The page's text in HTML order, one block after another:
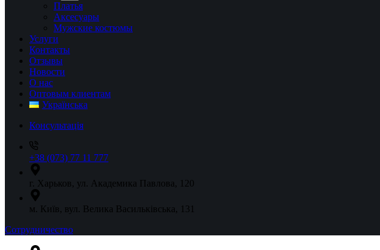
Платья
Аксесуары
Мужские костюмы
Услуги
Контакты
Отзывы
Новости
О нас
Оптовым клиентам
Українська
Консультація
+38 (073) 77 11 777
г. Харьков, ул. Академика Павлова, 120
м. Київ, вул. Велика Васильківська, 131
Сотрудничество